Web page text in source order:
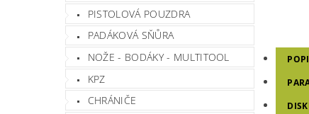
PISTOLOVÁ POUZDRA
PADÁKOVÁ SŇŮRA
NOŽE - BODÁKY - MULTITOOL
KPZ
CHRÁNIČE